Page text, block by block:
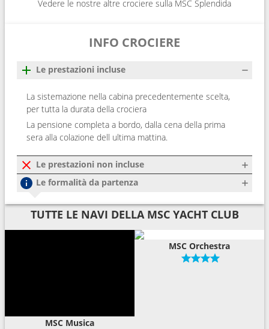
Vedere le nostre altre crociere sulla MSC Splendida
INFO CROCIERE
Le prestazioni incluse
La sistemazione nella cabina precedentemente scelta,
per tutta la durata della crociera
La pensione completa a bordo, dalla cena della prima
sera alla colazione dell ultima mattina.
Le prestazioni non incluse
Le formalità da partenza
TUTTE LE NAVI DELLA MSC YACHT CLUB
MSC Musica
MSC Orchestra